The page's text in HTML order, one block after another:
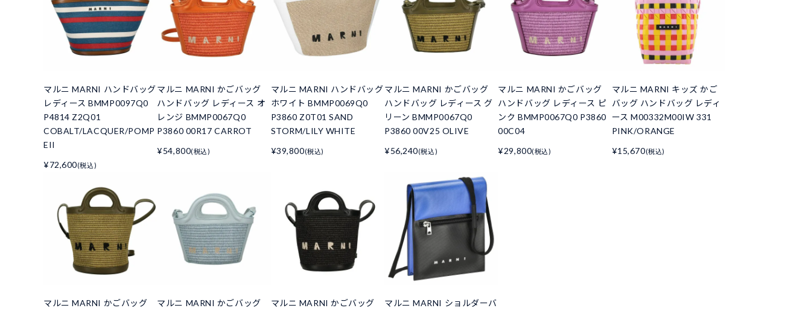
マルニ MARNI ハンドバッグ
レディース BMMP0097Q0
P4814 Z2Q01
COBALT/LACQUER/POMP
EII
¥72,600(税込)
マルニ MARNI かごバッグ
ハンドバッグ レディース オ
レンジ BMMP0067Q0
P3860 00R17 CARROT
¥54,800(税込)
マルニ MARNI ハンドバッグ
ホワイト BMMP0069Q0
P3860 Z0T01 SAND
STORM/LILY WHITE
¥39,800(税込)
マルニ MARNI かごバッグ
ハンドバッグ レディース グ
リーン BMMP0067Q0
P3860 00V25 OLIVE
¥56,240(税込)
マルニ MARNI かごバッグ
ハンドバッグ レディース ピ
ンク BMMP0067Q0 P3860
00C04
¥29,800(税込)
マルニ MARNI キッズ かご
バッグ ハンドバッグ レディ
ース M00332M00IW 331
PINK/ORANGE
¥15,670(税込)
マルニ MARNI かごバッグ
マルニ MARNI かごバッグ
マルニ MARNI かごバッグ
マルニ MARNI ショルダーバ